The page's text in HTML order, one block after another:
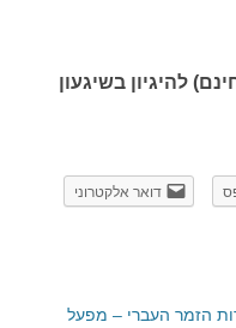
להיגיון בשיגעון
דואר אלקטרוני
הזמר העברי – מפעל